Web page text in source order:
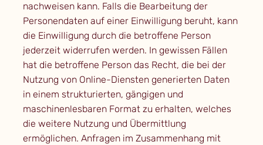
nachweisen kann. Falls die Bearbeitung der
Personendaten auf einer Einwilligung beruht, kann
die Einwilligung durch die betroffene Person
jederzeit widerrufen werden. In gewissen Fällen
hat die betroffene Person das Recht, die bei der
Nutzung von Online-Diensten generierten Daten
in einem strukturierten, gängigen und
maschinenlesbaren Format zu erhalten, welches
die weitere Nutzung und Übermittlung
ermöglichen. Anfragen im Zusammenhang mit